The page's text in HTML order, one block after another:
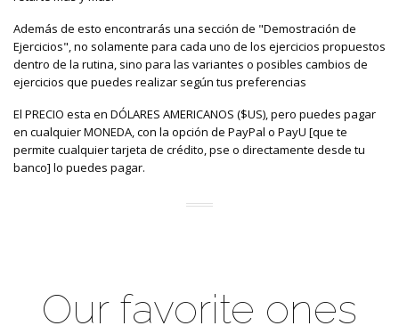
Además de esto encontrarás una sección de "Demostración de
Ejercicios", no solamente para cada uno de los ejercicios propuestos
dentro de la rutina, sino para las variantes o posibles cambios de
ejercicios que puedes realizar según tus preferencias
El PRECIO esta en DÓLARES AMERICANOS ($US), pero puedes pagar
en cualquier MONEDA, con la opción de PayPal o PayU [que te
permite cualquier tarjeta de crédito, pse o directamente desde tu
banco] lo puedes pagar.
Our favorite ones